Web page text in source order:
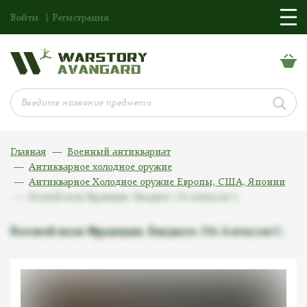
Войти Регистрация
Главная
Военный антиквариат
Антикварное холодное оружие
Антикварное Холодное оружие Европы, США, Японии
Боевой нож Франция. Бюджет. От Алексея С.